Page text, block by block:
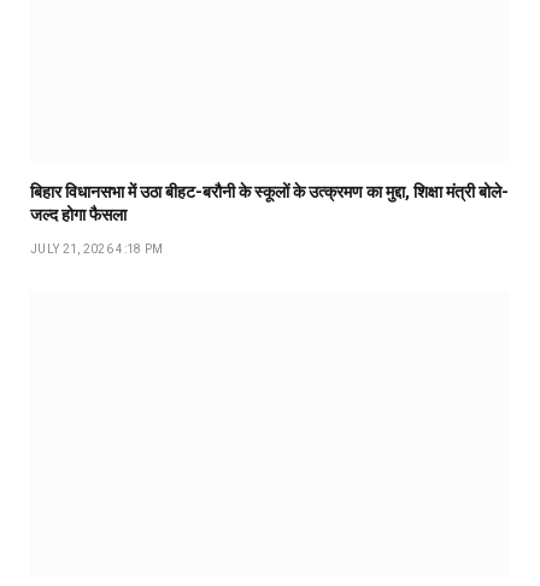
बिहार विधानसभा में उठा बीहट-बरौनी के स्कूलों के उत्क्रमण का मुद्दा, शिक्षा मंत्री बोले-
जल्द होगा फैसला
JULY 21, 2026 4:18 PM